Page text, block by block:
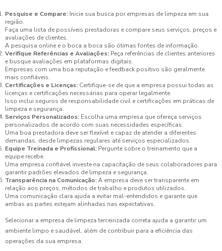
Pesquise e Compare: Inicie sua busca por empresas de limpeza em sua
região.
Faça uma lista de possíveis prestadoras e compare seus serviços, preços e
avaliações de clientes.
A pesquisa online e o boca a boca são ótimas fontes de informação.
Verifique Referências e Avaliações: Peça referências de clientes anteriores
e busque avaliações em plataformas digitais.
Empresas com uma boa reputação e feedback positivo são geralmente
mais confiáveis.
Certificações e Licenças: Certifique-se de que a empresa possui todas as
licenças e certificações necessárias para operar legalmente.
Isso inclui seguros de responsabilidade civil e certificações em práticas de
limpeza e segurança.
Serviços Personalizados: Escolha uma empresa que ofereça serviços
personalizados de acordo com suas necessidades específicas.
Uma boa prestadora deve ser flexível e capaz de atender a diferentes
demandas, desde limpezas regulares até serviços especializados.
Equipe Treinada e Profissional: Pergunte sobre o treinamento que a
equipe recebe.
Uma empresa confiável investe na capacitação de seus colaboradores para
garantir padrões elevados de limpeza e segurança.
Transparência na Comunicação:A empresa deve ser transparente em
relação aos preços, métodos de trabalho e produtos utilizados.
Uma comunicação clara ajuda a evitar mal-entendidos e garante que
ambas as partes estejam alinhadas nas expectativas.
Selecionar a empresa de limpeza terceirizada correta ajuda a garantir um
ambiente limpo e saudável, além de contribuir para a eficiência das
operações da sua empresa.